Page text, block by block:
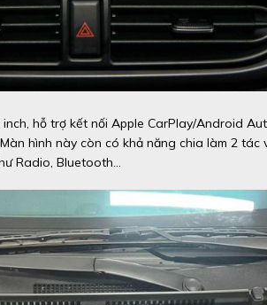
hỗ trợ kết nối Apple CarPlay/Android
hình này còn có khả năng chia làm 2 tác
Radio, Bluetooth...